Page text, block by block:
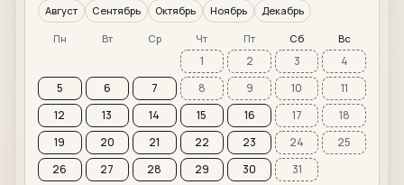
Август
Сентябрь Октябрь Ноябрь Декабрь
Пн Вт Ср Чт Пт Сб Вс
1 2 3
4
5
6 7 8 9 10
11
12
13 14 15 16 17
18
19
20 21 22 23 24
25
26
27 28 29 30 31